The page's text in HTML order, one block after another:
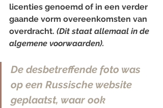
licenties genoemd of in een verder
gaande vorm overeenkomsten van
overdracht. (Dit staat allemaal in de
algemene voorwaarden).
De desbetreffende foto was
op een Russische website
geplaatst, waar ook